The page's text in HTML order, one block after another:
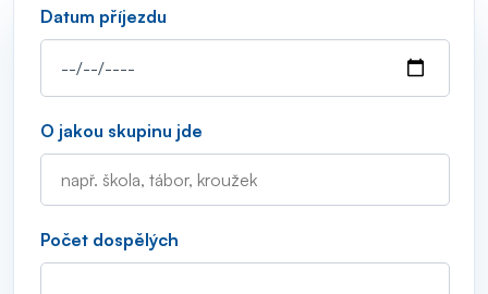
Datum příjezdu
O jakou skupinu jde
Počet dospělých